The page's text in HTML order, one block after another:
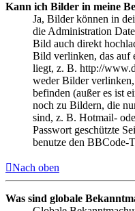
Kann ich Bilder in meine
Ja, Bilder können in
die Administration
Bild auch direkt
Bild verlinken, das auf
liegt, z. B. http://
weder Bilder
befinden (außer es ist
noch zu Bildern, die
sind, z. B. Hotmail-
Passwort geschützte
benutze den BBCode-
Nach oben
Was sind globale